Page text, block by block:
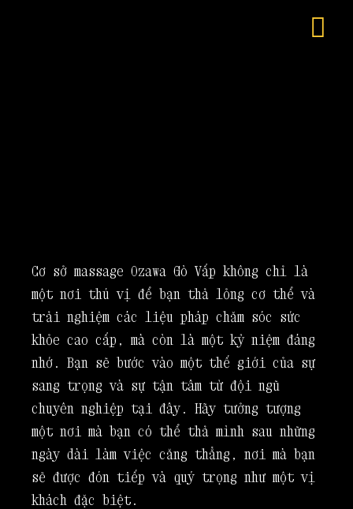
Cơ sở massage Ozawa Gò Vấp không chỉ là
một nơi thú vị để bạn thả lỏng cơ thể và
trải nghiệm các liệu pháp chăm sóc sức
khỏe cao cấp, mà còn là một kỷ niệm đáng
nhớ. Bạn sẽ bước vào một thế giới của sự
sang trọng và sự tận tâm từ đội ngũ
chuyên nghiệp tại đây. Hãy tưởng tượng
một nơi mà bạn có thể thả mình sau những
ngày dài làm việc căng thẳng, nơi mà bạn
sẽ được đón tiếp và quý trọng như một vị
khách đặc biệt.